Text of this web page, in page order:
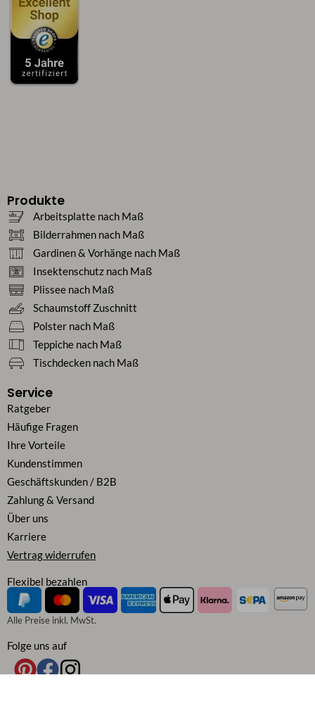
Produkte
Arbeitsplatte nach Maß
Bilderrahmen nach Maß
Gardinen & Vorhänge nach Maß
Insektenschutz nach Maß
Plissee nach Maß
Schaumstoff Zuschnitt
Polster nach Maß
Teppiche nach Maß
Tischdecken nach Maß
Service
Ratgeber
Häufige Fragen
Ihre Vorteile
Kundenstimmen
Geschäftskunden / B2B
Zahlung & Versand
Über uns
Karriere
Vertrag widerrufen
Flexibel bezahlen
Alle Preise inkl. MwSt.
Folge uns auf